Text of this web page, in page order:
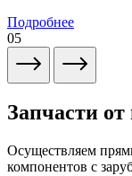
Подробнее
05
Запчасти
Осуществляем
компонентов с